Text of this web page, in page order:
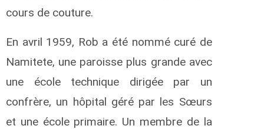
cours de couture.
En avril 1959, Rob a été nommé curé de
Namitete, une paroisse plus grande avec
une école technique dirigée par un
confrère, un hôpital géré par les Sœurs
et une école primaire. Un membre de la